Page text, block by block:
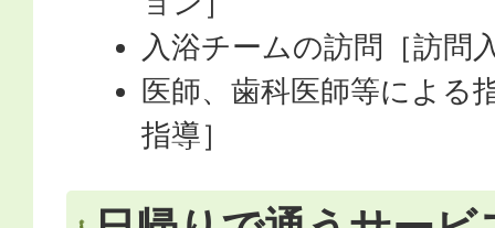
入浴チームの訪問［訪問
医師、歯科医師等による
指導］